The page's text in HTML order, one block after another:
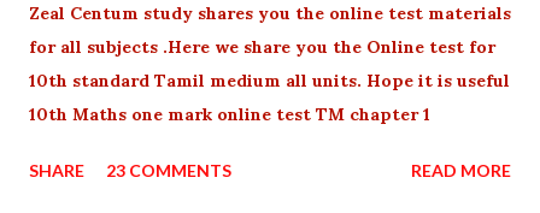
Zeal Centum study shares you the online test materials
for all subjects .Here we share you the Online test for
10th standard Tamil medium all units. Hope it is useful
10th Maths one mark online test TM chapter 1
SHARE 23 COMMENTS READ MORE